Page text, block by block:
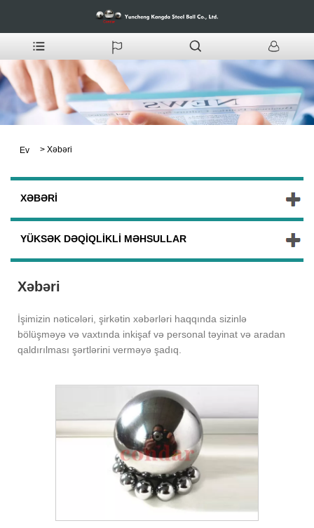
Ev > Xəbəri
XƏBƏRI
YÜKSƏK DƏQIQLIKLI MƏHSULLAR
Xəbəri
İşimizin nəticələri, şirkətin xəbərləri haqqında sizinlə
bölüşməyə və vaxtında inkişaf və personal təyinat və aradan
qaldırılması şərtlərini verməyə şadıq.